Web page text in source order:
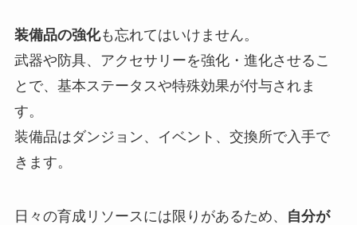
装備品の強化も忘れてはいけません。
武器や防具、アクセサリーを強化・進化させるこ
とで、基本ステータスや特殊効果が付与されま
す。
装備品はダンジョン、イベント、交換所で入手で
きます。
日々の育成リソースには限りがあるため、 自分が